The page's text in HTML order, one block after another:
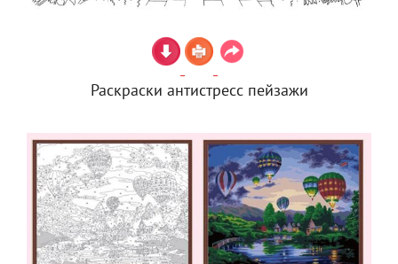
Раскраски антистресс пейзажи